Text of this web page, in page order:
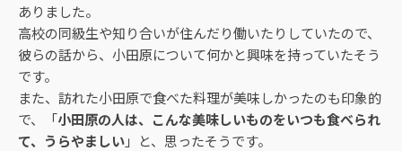
ありました。
高校の同級生や知り合いが住んだり働いたりしていたので、
彼らの話から、小田原について何かと興味を持っていたそう
です。
また、訪れた小田原で食べた料理が美味しかったのも印象的
で、「小田原の人は、こんな美味しいものをいつも食べられ
て、うらやましい」と、思ったそうです。